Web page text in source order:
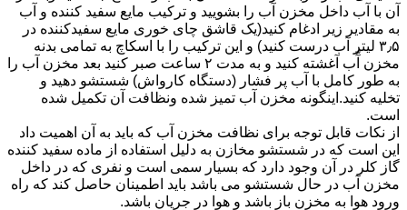
آن با آب داخل مخزن آب را بشویید و ترکیب مایع سفید کننده و آب
به مقادیر زیر ادغام کنید(یک قاشق چای خوری مایع سفیدکننده در
۳٫۵ لیتر آب درست کنید) و این ترکیب را با اسکاچ به تمامی بدنه
مخزن آّب آغشته کنید و به مدت ۲ ساعت صبر کنید بعد مخزن آب را
به طور کامل با آب پر فشار (دستگاه کارواش) شستشو دهید و
تخلیه کنید.اینگونه مخزن آب تمیز شده ونظافت آن تکمیل شده
است.
از نکات قابل توجه برای نظافت مخزن آب که باید به آن اهمیت داد
این است که در شستشو مخازن به دلیل استفاده از ماده سفید کننده
گاز کلر در آن وجود دارد که بسیار سمی است و نفری که در داخل
مخزن آب در حال شستشو می باشد باید اطمینان حاصل کند که راه
ورود هوا به مخزن باز باشد و هوا در جریان باشد.